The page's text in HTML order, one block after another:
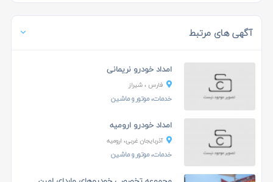
آگهی های مرتبط
امداد خودرو نریمانی
فارس ، شیراز
خدمات، موتور و ماشین
امداد خودرو ارومیه
آذربایجان غربی، ارومیه
خدمات، موتور و ماشین